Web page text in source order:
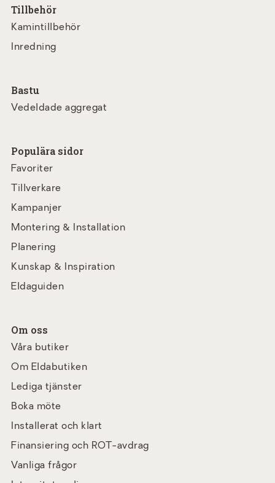
Tillbehör
Kamintillbehör
Inredning
Bastu
Vedeldade aggregat
Populära sidor
Favoriter
Tillverkare
Kampanjer
Montering & Installation
Planering
Kunskap & Inspiration
Eldaguiden
Om oss
Våra butiker
Om Eldabutiken
Lediga tjänster
Boka möte
Installerat och klart
Finansiering och ROT-avdrag
Vanliga frågor